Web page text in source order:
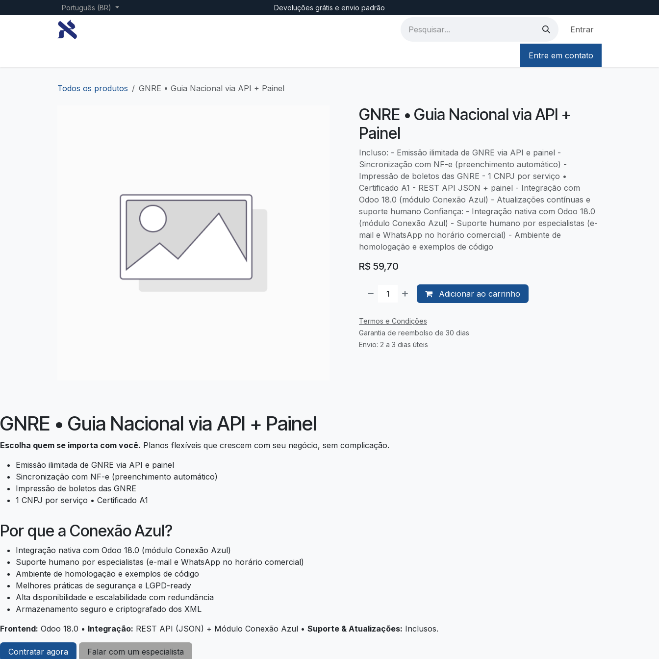
Pular para o conteúdoPortuguês (BR) Devoluções grátis e envio padrão
Entrar
Entre em contato
Todos os produtos GNRE • Guia Nacional via API + Painel
GNRE • Guia Nacional via API +
Painel
Incluso: - Emissão ilimitada de GNRE via API e painel -
Sincronização com NF-e (preenchimento automático) -
Impressão de boletos das GNRE - 1 CNPJ por serviço •
Certificado A1 - REST API JSON + painel - Integração com
Odoo 18.0 (módulo Conexão Azul) - Atualizações contínuas e
suporte humano Confiança: - Integração nativa com Odoo 18.0
(módulo Conexão Azul) - Suporte humano por especialistas (e-
mail e WhatsApp no horário comercial) - Ambiente de
homologação e exemplos de código
R$ 59,70
Adicionar ao carrinho
Termos e Condições
Garantia de reembolso de 30 dias
Envio: 2 a 3 dias úteis
GNRE • Guia Nacional via API + Painel
Escolha quem se importa com você. Planos flexíveis que crescem com seu negócio, sem complicação.
Emissão ilimitada de GNRE via API e painel
Sincronização com NF-e (preenchimento automático)
Impressão de boletos das GNRE
1 CNPJ por serviço • Certificado A1
Por que a Conexão Azul?
Integração nativa com Odoo 18.0 (módulo Conexão Azul)
Suporte humano por especialistas (e-mail e WhatsApp no horário comercial)
Ambiente de homologação e exemplos de código
Melhores práticas de segurança e LGPD-ready
Alta disponibilidade e escalabilidade com redundância
Armazenamento seguro e criptografado dos XML
Frontend: Odoo 18.0 • Integração: REST API (JSON) + Módulo Conexão Azul • Suporte & Atualizações: Inclusos.
Contratar agora Falar com um especialista